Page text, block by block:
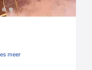
meer